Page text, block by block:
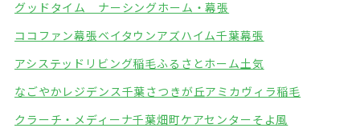
グッドタイム ナーシングホーム・幕張
ココファン幕張ベイタウンアズハイム千葉幕張
アシステッドリビング稲毛ふるさとホーム土気
なごやかレジデンス千葉さつきが丘アミカヴィラ稲毛
クラーチ・メディーナ千葉畑町ケアセンターそよ風